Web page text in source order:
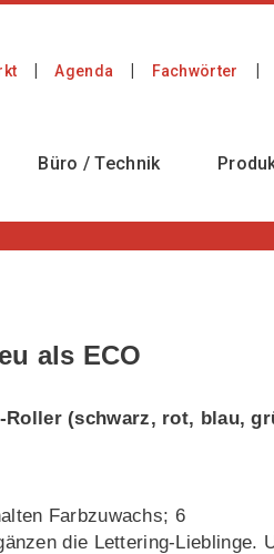
Agenda Fachwörter
Büro / Technik
als ECO
Roller (schwarz, rot, blau,
Farbzuwachs; 6
die Lettering-Lieblinge.